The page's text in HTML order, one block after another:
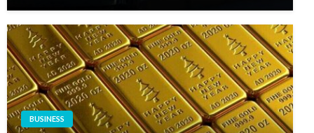
BUSINESS